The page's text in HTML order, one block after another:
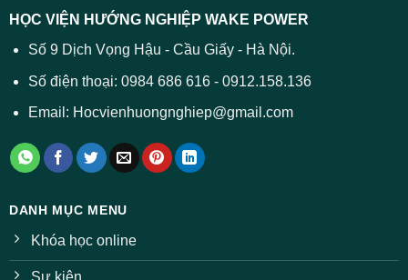
HỌC VIỆN HƯỚNG NGHIỆP WAKE POWER
Số 9 Dịch Vọng Hậu - Cầu Giấy - Hà Nội.
Số điện thoại: 0984 686 616 - 0912.158.136
Email: Hocvienhuongnghiep@gmail.com
DANH MỤC MENU
Khóa học online
Sự kiện